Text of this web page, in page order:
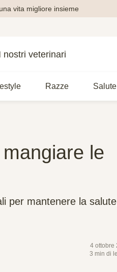
vita migliore insieme
nostri veterinari
Razze Salute
le
per mantenere la
4 ottobre
3 min di